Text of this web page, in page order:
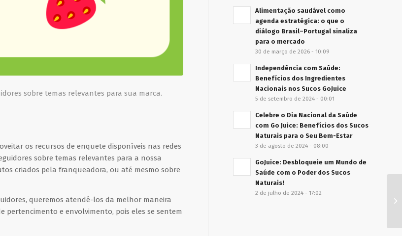
sobre temas relevantes para sua marca.
os recursos de enquete disponíveis nas redes
sobre temas relevantes para a nossa
criados pela franqueadora, ou até mesmo sobre
queremos atendê-los da melhor maneira
pertencimento e envolvimento, pois eles se sentem
Alimentação saudável como
agenda estratégica: o que o
diálogo Brasil–Portugal sinaliza
para o mercado
30 de março de 2026 - 10:09
Independência com Saúde:
Benefícios dos Ingredientes
Nacionais nos Sucos GoJuice
5 de setembro de 2024 - 00:01
Celebre o Dia Nacional da Saúde
com Go Juice: Benefícios dos Sucos
Naturais para o Seu Bem-Estar
3 de agosto de 2024 - 08:00
GoJuice: Desbloqueie um Mundo de
Saúde com o Poder dos Sucos
Naturais!
2 de julho de 2024 - 17:02